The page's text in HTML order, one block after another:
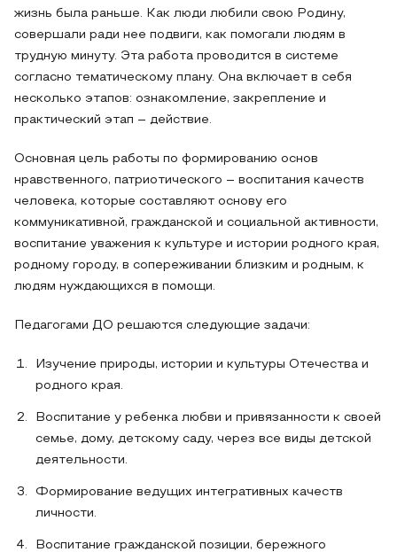
жизнь была раньше. Как люди любили свою Родину,
совершали ради нее подвиги, как помогали людям в
трудную минуту. Эта работа проводится в системе
согласно тематическому плану. Она включает в себя
несколько этапов: ознакомление, закрепление и
практический этап – действие.
Основная цель работы по формированию основ
нравственного, патриотического – воспитания качеств
человека, которые составляют основу его
коммуникативной, гражданской и социальной активности,
воспитание уважения к культуре и истории родного края,
родному городу, в сопереживании близким и родным, к
людям нуждающихся в помощи.
Педагогами ДО решаются следующие задачи:
Изучение природы, истории и культуры Отечества и
родного края.
Воспитание у ребенка любви и привязанности к своей
семье, дому, детскому саду, через все виды детской
деятельности.
Формирование ведущих интегративных качеств
личности.
Воспитание гражданской позиции, бережного